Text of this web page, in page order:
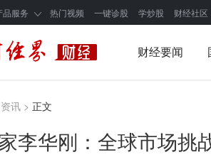
品服务 热门视频 一键诊股 学炒股 财经社区
财经要闻
资讯 > 正文
李华刚：全球市场挑